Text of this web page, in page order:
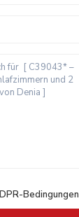
Bedingungen